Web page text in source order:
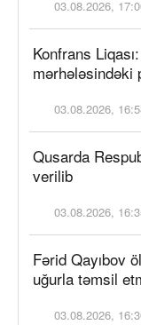
03.08.2026,
Konfrans
mərhələsindəki
03.08.2026,
Qusarda
verilib
03.08.2026,
Fərid Qayıbov
uğurla təmsil
03.08.2026,